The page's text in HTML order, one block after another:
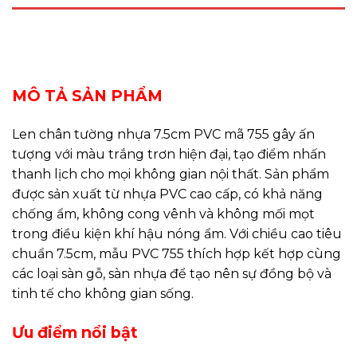
MÔ TẢ SẢN PHẨM
Len chân tường nhựa 7.5cm PVC mã 755 gây ấn
tượng với màu trắng trơn hiện đại, tạo điểm nhấn
thanh lịch cho mọi không gian nội thất. Sản phẩm
được sản xuất từ nhựa PVC cao cấp, có khả năng
chống ẩm, không cong vênh và không mối mọt
trong điều kiện khí hậu nóng ẩm. Với chiều cao tiêu
chuẩn 7.5cm, mẫu PVC 755 thích hợp kết hợp cùng
các loại sàn gỗ, sàn nhựa để tạo nên sự đồng bộ và
tinh tế cho không gian sống.
Ưu điểm nổi bật